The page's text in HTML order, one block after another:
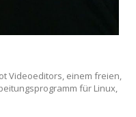
Videoeditors, einem freien,
für Linux,